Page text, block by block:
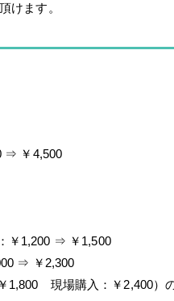
けます。
⇒ ￥4,500
￥1,200 ⇒ ￥1,500
⇒ ￥2,300
現場購入：￥2,400）の